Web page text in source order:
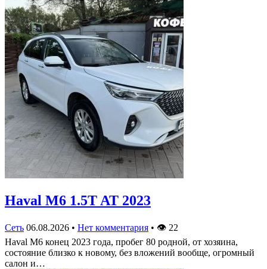
Haval M6 1.5T AT 2023
Сеть 06.08.2026 • Нет комментария • 👁 22
Haval M6 конец 2023 года, пробег 80 родной, от хозяина,
состояние близко к новому, без вложений вообще, огромный
салон и…